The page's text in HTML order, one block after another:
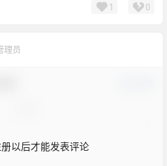
1 0
理员
以后才能发表评论